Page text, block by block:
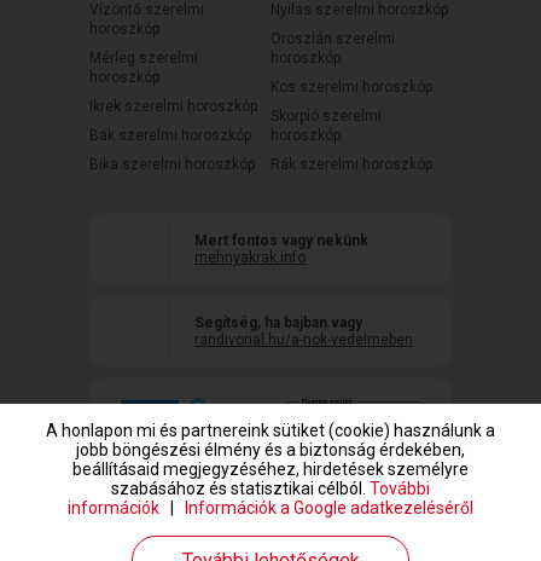
Vízöntő szerelmi
horoszkóp
Mérleg szerelmi
horoszkóp
Ikrek szerelmi horoszkóp
Bak szerelmi horoszkóp
Bika szerelmi horoszkóp
Nyilas szerelmi horoszkóp
Oroszlán szerelmi
horoszkóp
Kos szerelmi horoszkóp
Skorpió szerelmi
horoszkóp
Rák szerelmi horoszkóp
Mert fontos vagy nekünk
mehnyakrak.info
Segítség, ha bajban vagy
randivonal.hu/a-nok-vedelmeben
www.randivonal.hu © Copyright 1999-2026 Dating Central Europe Zrt.
A honlapon mi és partnereink sütiket (cookie) használunk a
jobb böngészési élmény és a biztonság érdekében,
beállításaid megjegyzéséhez, hirdetések személyre
szabásához és statisztikai célból. További
információk
Információk a Google adatkezeléséről